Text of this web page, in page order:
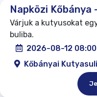
Napközi Kőbánya
Várjuk a kutyusokat
buliba.
2026-08-12 08:00
Kőbányai Kutyasuli